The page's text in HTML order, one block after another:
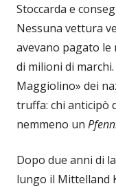
Stoccarda e
Nessuna vettura
avevano pagato
di milioni di
Maggiolino» dei
truffa: chi anticipò
nemmeno un
Dopo due anni di
lungo il Mittel­land